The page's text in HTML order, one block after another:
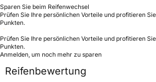
Sparen Sie beim Reifenwechsel
Prüfen Sie Ihre persönlichen Vorteile und profitieren
Punkten.
Prüfen Sie Ihre persönlichen Vorteile und profitieren
Punkten.
Anmelden, um noch mehr zu sparen
Reifenbewertung